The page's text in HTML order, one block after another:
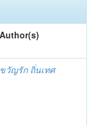
Author(s)
ขวัญรัก ถิ่นเทศ